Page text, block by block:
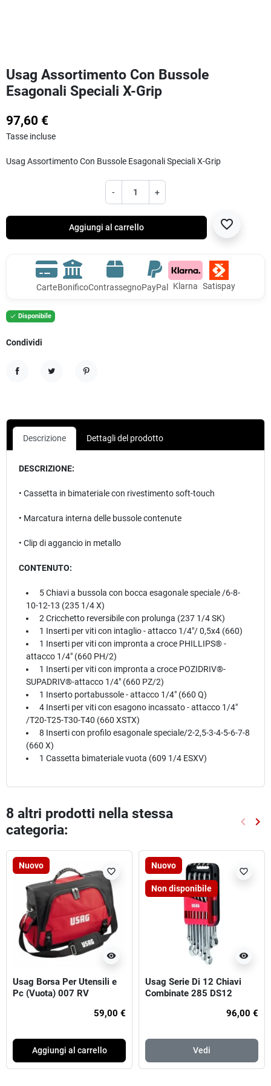
Usag Assortimento Con Bussole
Esagonali Speciali X-Grip
97,60 €
Tasse incluse
Usag Assortimento Con Bussole Esagonali Speciali X-Grip
- +
Aggiungi al carrello favorite_border
CarteBonificoContrassegnoPayPal Klarna Satispay
 Disponibile
Condividi
Descrizione Dettagli del prodotto
DESCRIZIONE:
• Cassetta in bimateriale con rivestimento soft-touch
• Marcatura interna delle bussole contenute
• Clip di aggancio in metallo
CONTENUTO:
5 Chiavi a bussola con bocca esagonale speciale /6-8-
10-12-13 (235 1/4 X)
2 Cricchetto reversibile con prolunga (237 1/4 SK)
1 Inserti per viti con intaglio - attacco 1/4"/ 0,5x4 (660)
1 Inserti per viti con impronta a croce PHILLIPS® -
attacco 1/4" (660 PH/2)
1 Inserti per viti con impronta a croce POZIDRIV®-
SUPADRIV®-attacco 1/4" (660 PZ/2)
1 Inserto portabussole - attacco 1/4" (660 Q)
4 Inserti per viti con esagono incassato - attacco 1/4"
/T20-T25-T30-T40 (660 XSTX)
8 Inserti con profilo esagonale speciale/2-2,5-3-4-5-6-7-8
(660 X)
1 Cassetta bimateriale vuota (609 1/4 ESXV)
8 altri prodotti nella stessa
categoria:
keyboard_arrow_left keyboard_arrow_right
Nuovo
visibility
favorite_border
Usag Borsa Per Utensili e
Pc (Vuota) 007 RV
59,00 €
Aggiungi al carrello
Nuovo
Non disponibile
visibility
favorite_border
Usag Serie Di 12 Chiavi
Combinate 285 DS12
96,00 €
Vedi